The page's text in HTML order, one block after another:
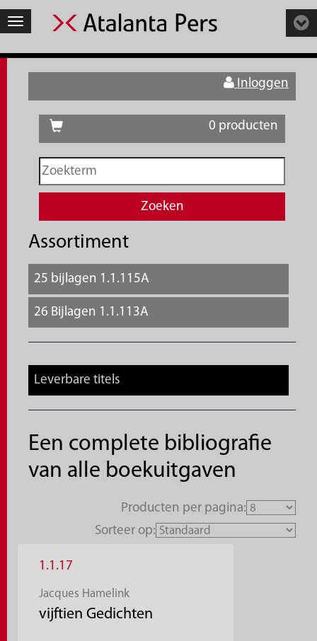
Toggle
Inloggen
0 producten
Assortiment
25 bijlagen 1.1.115A
26 Bijlagen 1.1.113A
Leverbare titels
Een complete bibliografie
van alle boekuitgaven
Producten per pagina:
Sorteer op:
1.1.17
Jacques Hamelink
vijftien Gedichten